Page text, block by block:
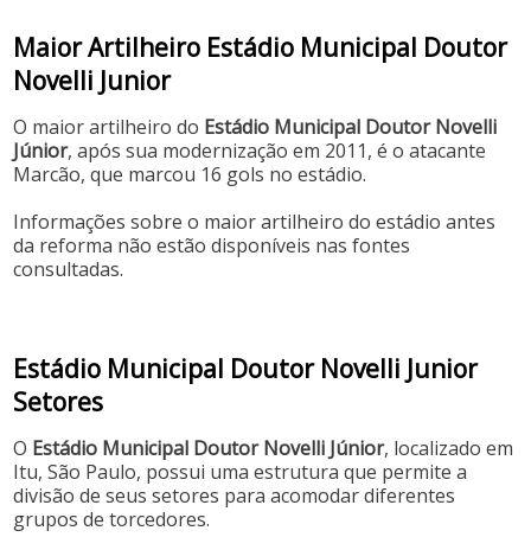
Maior Artilheiro Estádio Municipal Doutor
Novelli Junior
​O maior artilheiro do Estádio Municipal Doutor Novelli
Júnior, após sua modernização em 2011, é o atacante
Marcão, que marcou 16 gols no estádio. ​
Informações sobre o maior artilheiro do estádio antes
da reforma não estão disponíveis nas fontes
consultadas.
Estádio Municipal Doutor Novelli Junior
Setores
O Estádio Municipal Doutor Novelli Júnior, localizado em
Itu, São Paulo, possui uma estrutura que permite a
divisão de seus setores para acomodar diferentes
grupos de torcedores.